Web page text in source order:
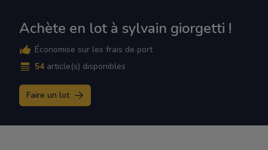
Achète en lot à sylvain giorgetti !
Économise sur les frais de port
54 article(s) disponibles
Faire un lot